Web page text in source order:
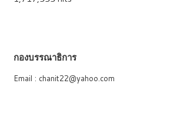
กองบรรณาธิการ
Email : chanit22@yahoo.com